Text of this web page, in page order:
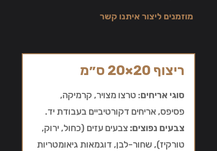
מוזמנים ליצור איתנו קשר
ריצוף 20×20 ס״מ
סוגי אריחים: טרצו מצויר, קרמיקה,
פסיפס, אריחים דקורטיביים בעבודת יד.
צבעים נפוצים: צבעים עזים (כחול, ירוק,
טורקיז), שחור-לבן, דוגמאות גיאומטריות